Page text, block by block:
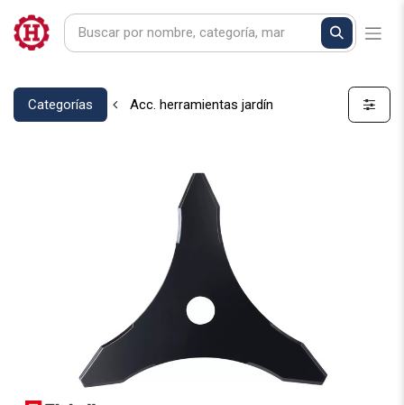
Categorías Acc. herramientas jardín